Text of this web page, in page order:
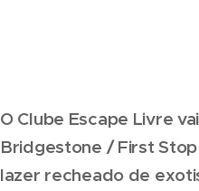
O Clube Escape Livre
Bridgestone / First
lazer recheado de